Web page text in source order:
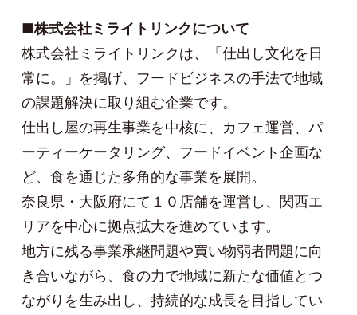
■株式会社ミライトリンクについて
株式会社ミライトリンクは、「仕出し文化を日
常に。」を掲げ、フードビジネスの手法で地域
の課題解決に取り組む企業です。
仕出し屋の再生事業を中核に、カフェ運営、パ
ーティーケータリング、フードイベント企画な
ど、食を通じた多角的な事業を展開。
奈良県・大阪府にて１０店舗を運営し、関西エ
リアを中心に拠点拡大を進めています。
地方に残る事業承継問題や買い物弱者問題に向
き合いながら、食の力で地域に新たな価値とつ
ながりを生み出し、持続的な成長を目指してい